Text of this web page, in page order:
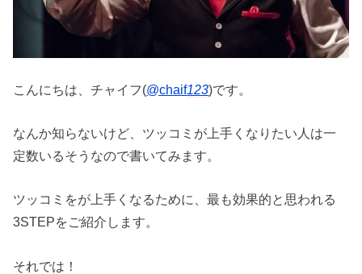
こんにちは、チャイフ(@chaif123)です。
なんか知らないけど、ツッコミが上手くなりたい人は一
定数いるそうなので書いてみます。
ツッコミをが上手くなるために、最も効果的と思われる
3STEPをご紹介します。
それでは！